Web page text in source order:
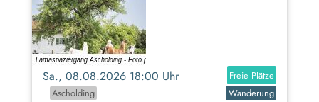
Sa., 08.08.2026 18:00 Uhr
Freie Plätze
Ascholding
Wanderung